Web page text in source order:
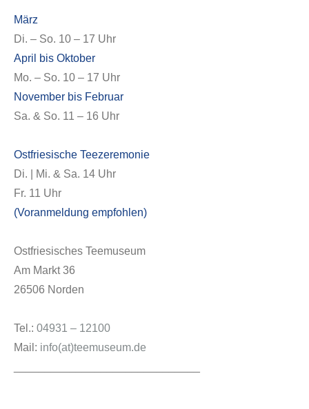
März
Di. – So. 10 – 17 Uhr
April bis Oktober
Mo. – So. 10 – 17 Uhr
November bis Februar
Sa. & So. 11 – 16 Uhr
Ostfriesische Teezeremonie
Di. | Mi. & Sa. 14 Uhr
Fr. 11 Uhr
(Voranmeldung empfohlen)
Ostfriesisches Teemuseum
Am Markt 36
26506 Norden
Tel.: 04931 – 12100
Mail: info(at)teemuseum.de